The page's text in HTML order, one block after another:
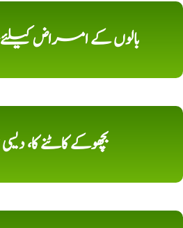
بالوں کے امراض
بچھوکے کاٹنے کا،